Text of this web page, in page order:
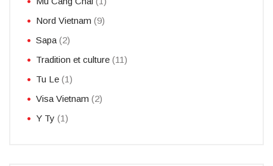
Nord Vietnam (9)
Sapa (2)
Tradition et culture (11)
Tu Le (1)
Visa Vietnam (2)
Y Ty (1)